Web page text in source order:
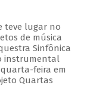
teve lugar no
de música
Sinfônica
instrumental
feira em
Quartas